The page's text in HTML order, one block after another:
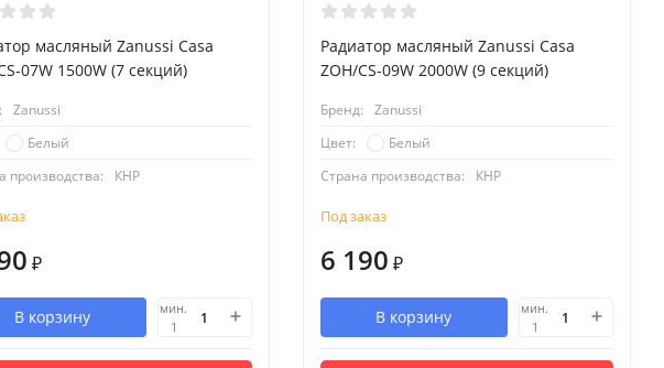
масляный Zanussi Casa
07W 1500W (7 секций)
Zanussi
Белый
производства:
КНР
₽
В корзину
мин.
1
Радиатор масляный Zanussi Casa
ZOH/CS-09W 2000W (9 секций)
Бренд:
Zanussi
Цвет:
Белый
Страна производства:
КНР
Под заказ
6 190 ₽
В корзину
мин.
1